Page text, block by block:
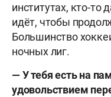
институтах, кто-то
идёт, чтобы
Большинство
ночных лиг.
— У тебя есть на
удовольствием